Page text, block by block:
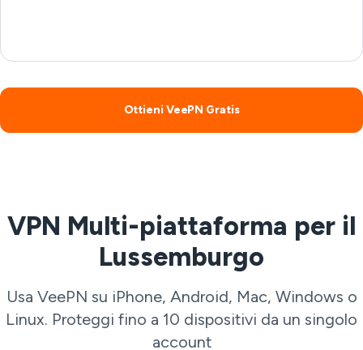
Ottieni VeePN Gratis
VPN Multi-piattaforma per il
Lussemburgo
Usa VeePN su iPhone, Android, Mac, Windows o
Linux. Proteggi fino a 10 dispositivi da un singolo
account